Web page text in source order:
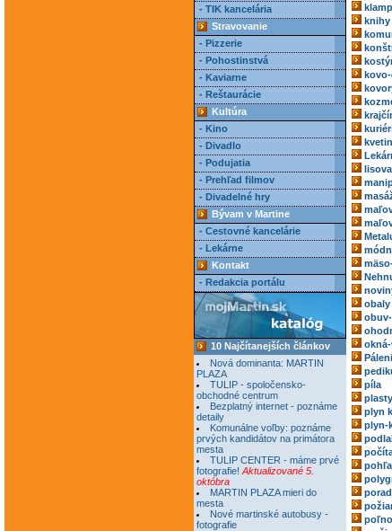
- TIK kancelária
Stravovanie
- Pizzerie
- Pohostinstvá
- Kaviarne
- Reštaurácie
Kultúra
- Kino
- Divadlo
- Podujatia
- Prehľad filmov
- Divadelné hry
Bývam v Martine
- Cestovné kancelárie
- Lekárne
Kontakt
- Redakcia portálu
10 Najčítanejších článkov
Nová dominanta: MARTIN
PLAZA
TULIP - spoločensko-
obchodné centrum
Bezplatný internet - poznáme
detaily
Komunálne voľby: poznáme
prvých kandidátov na primátora
mesta
TULIP CENTER - máme prvé
fotografie! Aktualizované 5.
októbra
MARTIN PLAZA mieri do
mesta
Nové martinské autobusy -
fotografie
knihy
obaly
píla
plasty
plyn
plyn-